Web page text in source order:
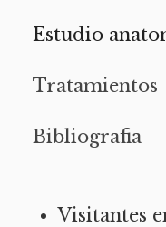
Estudio
Tratamientos
Bibliografia
Visitantes